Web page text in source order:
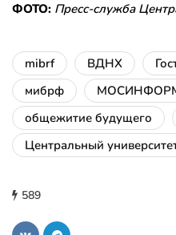
ФОТО: Пресс-служба
mibrf ВДНХ
мибрф
общежитие будущего
Центральный
589